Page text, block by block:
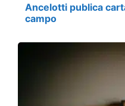
Ancelotti publica
campo